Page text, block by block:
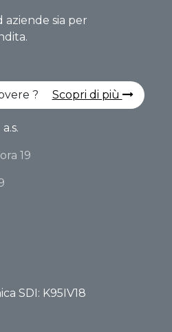
aziende sia per
? Scopri di più
a.s.
19
SDI: K95IV18